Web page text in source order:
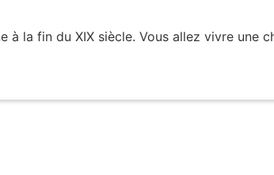
la fin du XIX siècle. Vous allez vivre une